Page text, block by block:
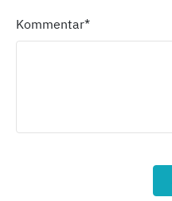
Kommentar*